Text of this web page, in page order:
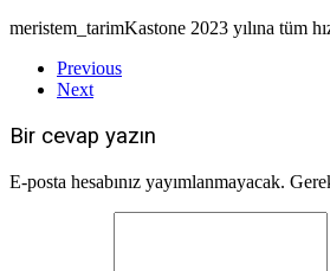
meristem_tarimKastone 2023 yılına tüm
Previous
Next
Bir cevap yazın
E-posta hesabınız yayımlanmayacak.